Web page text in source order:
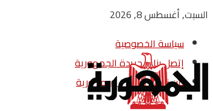
السبت, أغسطس 8, 2026
سياسة الخصوصية
إتصل بنا – جريدة الجمهورية
من نحن – جريدة الجمهورية